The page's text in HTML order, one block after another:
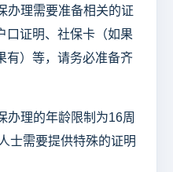
办理需要准备相关的证
口证明、社保卡（如果
有）等，请务必准备齐
办理的年龄限制为16周
士需要提供特殊的证明